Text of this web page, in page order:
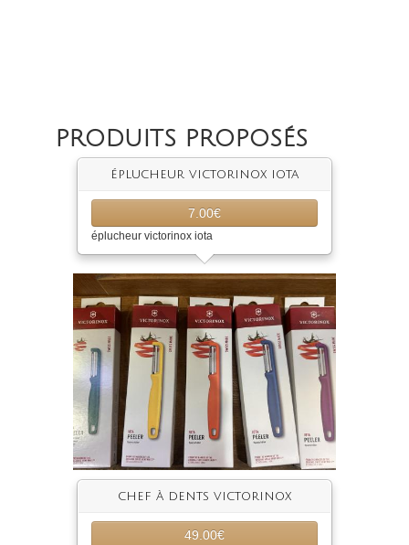
PRODUITS PROPOSÉS
éplucheur victorinox iota
7.00€
éplucheur victorinox iota
chef à dents victorinox
49.00€